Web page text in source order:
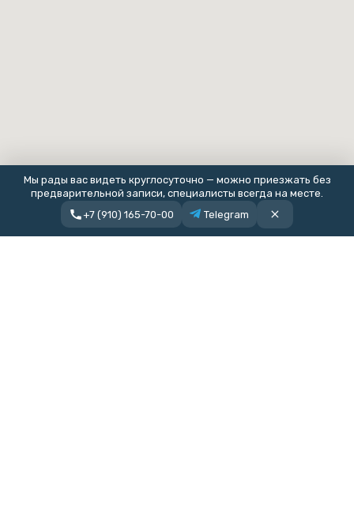
Мы рады вас видеть круглосуточно — можно приезжать без
предварительной записи, специалисты всегда на месте.
+7 (910) 165-70-00
Telegram